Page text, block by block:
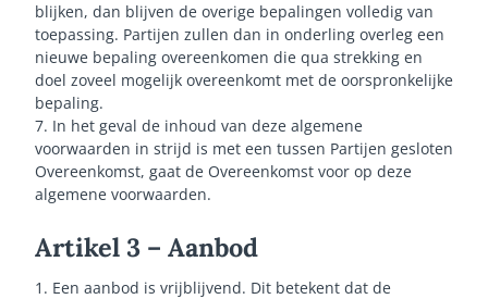
blijken, dan blijven de overige bepalingen volledig van
toepassing. Partijen zullen dan in onderling overleg een
nieuwe bepaling overeenkomen die qua strekking en
doel zoveel mogelijk overeenkomt met de oorspronkelijke
bepaling.
7. In het geval de inhoud van deze algemene
voorwaarden in strijd is met een tussen Partijen gesloten
Overeenkomst, gaat de Overeenkomst voor op deze
algemene voorwaarden.
Artikel 3 – Aanbod
1. Een aanbod is vrijblijvend. Dit betekent dat de